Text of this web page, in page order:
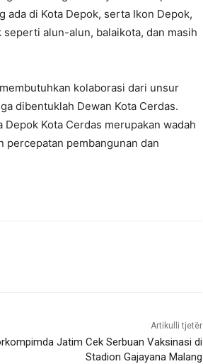
di Kota Depok, serta Ikon Depok,
alun-alun, balaikota, dan masih
kolaborasi dari unsur
dibentuklah Dewan Kota Cerdas.
Kota Cerdas merupakan wadah
percepatan pembangunan dan
Artikulli tjetër
Jatim Cek Serbuan Vaksinasi di
Stadion Gajayana Malang